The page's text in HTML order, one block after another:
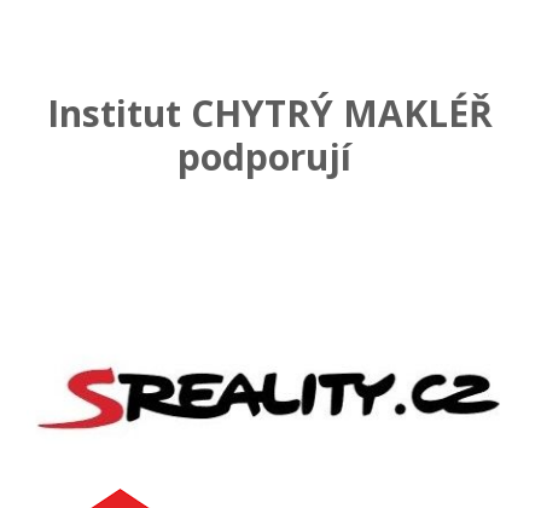
Institut CHYTRÝ MAKLÉŘ
podporují